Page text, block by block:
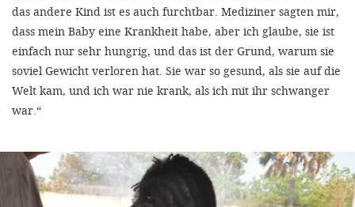
das andere Kind ist es auch furchtbar. Mediziner sagten mir,
dass mein Baby eine Krankheit habe, aber ich glaube, sie ist
einfach nur sehr hungrig, und das ist der Grund, warum sie
soviel Gewicht verloren hat. Sie war so gesund, als sie auf die
Welt kam, und ich war nie krank, als ich mit ihr schwanger
war.“